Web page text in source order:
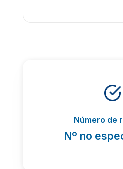
Número de
Nº no